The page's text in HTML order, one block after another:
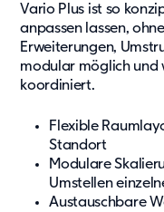
Vario Plus ist so
anpassen lassen,
Erweiterungen,
modular möglich und
koordiniert.
Flexible
Standort
Modulare
Umstellen
Austauschbare